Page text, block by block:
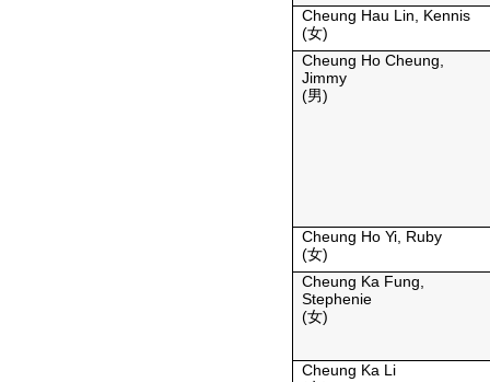
Cheung Hau Lin, Kennis
(女)
Cheung Ho Cheung,
Jimmy
(男)
Cheung Ho Yi, Ruby
(女)
Cheung Ka Fung,
Stephenie
(女)
Cheung Ka Li